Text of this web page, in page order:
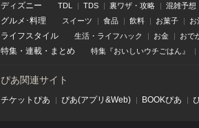
ディズニー TDL TDS 裏ワザ・攻略 混雑予想
グルメ･料理 スイーツ 食品 飲料 お菓子 お
ライフスタイル 生活・ライフハック お金 おで
特集 ・ 連載 ・ まとめ 特集『おいしいウチごはん』
ぴあ関連サイト
チケットぴあ ぴあ(アプリ&Web) BOOKぴあ